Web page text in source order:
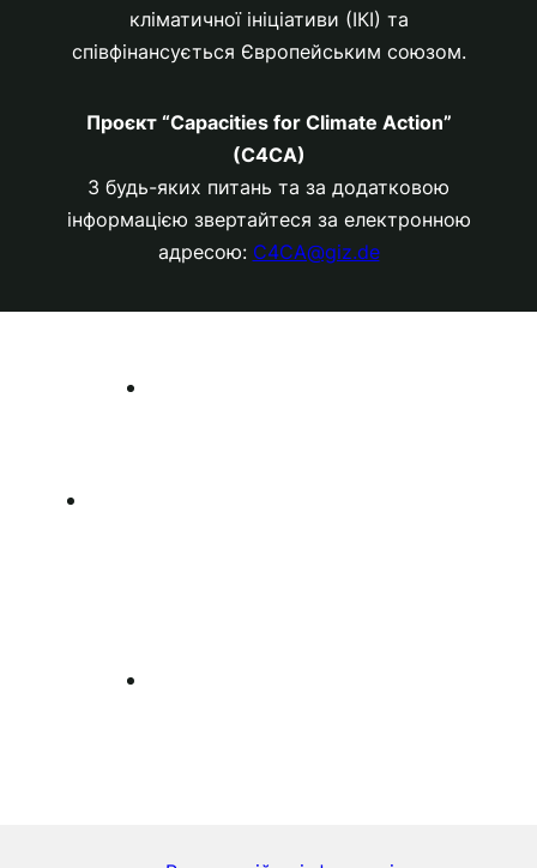
кліматичної ініціативи (ІКІ) та
співфінансується Європейським союзом.
Проєкт “Capacities for Climate Action”
(C4CA)
З будь-яких питань та за додатковою
інформацією звертайтеся за електронною
адресою: C4CA@giz.de